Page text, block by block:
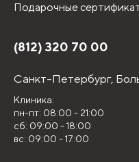
Подарочные
(812) 320 70 00
Санкт-Петербург,
Клиника:
пн-пт: 08:00 - 21:00
сб: 09:00 - 18:00
вс: 09:00 - 17:00